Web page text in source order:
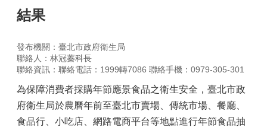
結果
發布機關：臺北市政府衛生局
聯絡人：林冠蓁科長
聯絡資訊：聯絡電話：1999轉7086 聯絡手機：0979-305-301
為保障消費者採購年節應景食品之衛生安全，臺北市政
府衛生局於農曆年前至臺北市賣場、傳統市場、餐廳、
食品行、小吃店、網路電商平台等地點進行年節食品抽